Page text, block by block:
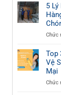
5
Chức
Top
Vệ
Mại
Chức